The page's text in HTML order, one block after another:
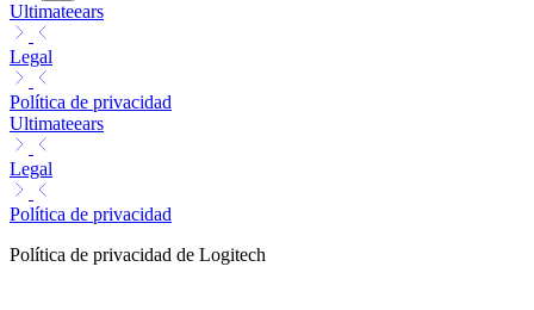
Ultimateears
Legal
Política de privacidad
Ultimateears
Legal
Política de privacidad
Política de privacidad de Logitech